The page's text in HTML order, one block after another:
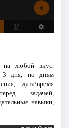
на любой вкус.
3 дня, по дням
дата\время
задачей,
навыки,